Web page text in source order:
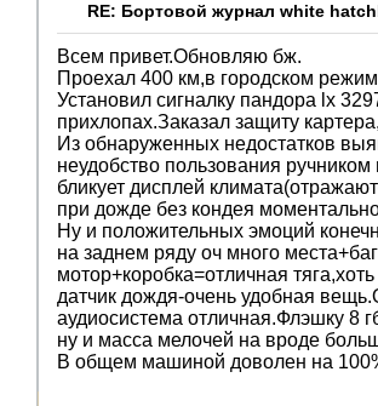
RE: Бортовой журнал white
Всем привет.Обновляю бж.
Проехал 400 км,в городском
Установил сигналку пандора lx
прихлопах.Заказал защиту
Из обнаруженных недостатков
неудобство пользования ручником
бликует дисплей
при дожде без кондея моментально
Ну и положительных эмоций
на заднем ряду оч много
мотор+коробка=отличная
датчик дождя-очень удобная
аудиосистема отличная.Флэшку 8
ну и масса мелочей на вроде
В общем машиной доволен на